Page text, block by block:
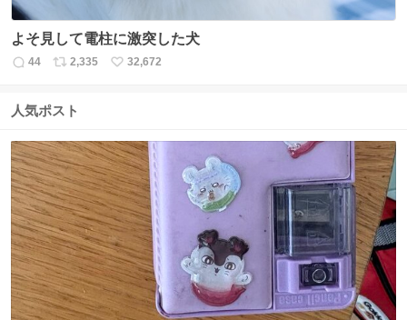
よそ見して電柱に激突した犬
返
数
44
リ
ス
数
2,335
い
32,672
人気ポスト